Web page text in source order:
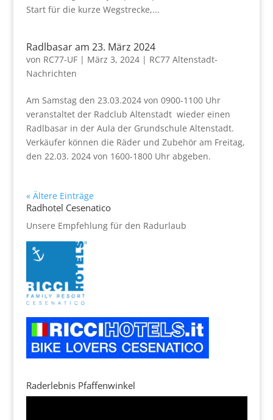
Start für die kurze Wegstrecke,...
Radlbasar am 23. März 2024
von RC77-UF| März 3, 2024| RC77 Altenstadt-
Nachrichten
Am Samstag den 23.03.2024 von 0900-1100 Uhr
veranstaltet der Radclub Altenstadt wieder einen
Radlbasar in der Aula der Grundschule Altenstadt.
Verkäufer können die Räder und Zubehör am Freitag,
den 22.03. 2024 von 1600-1800 Uhr abgeben.
« Ältere Einträge
Radhotel Cesenatico
Unsere Empfehlung für den Radurlaub
Raderlebnis Pfaffenwinkel